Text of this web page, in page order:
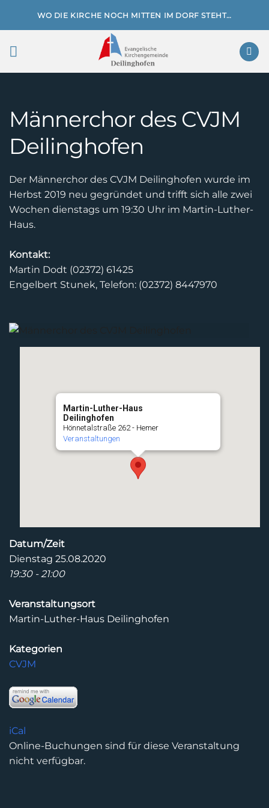
WO DIE KIRCHE NOCH MITTEN IM DORF STEHT…
Männerchor des CVJM
Deilinghofen
Der Männerchor des CVJM Deilinghofen wurde im
Herbst 2019 neu gegründet und trifft sich alle zwei
Wochen dienstags um 19:30 Uhr im Martin-Luther-
Haus.
Kontakt:
Martin Dodt (02372) 61425
Engelbert Stunek, Telefon: (02372) 8447970
Martin-Luther-Haus
Deilinghofen
Hönnetalstraße 262 - Hemer
Veranstaltungen
Datum/Zeit
Dienstag 25.08.2020
19:30 - 21:00
Veranstaltungsort
Martin-Luther-Haus Deilinghofen
Kategorien
CVJM
iCal
Online-Buchungen sind für diese Veranstaltung
nicht verfügbar.